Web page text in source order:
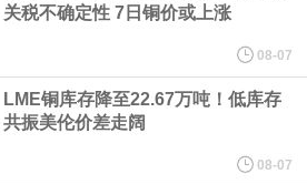
和技术积累，公司逐步形成了包括一体化关节集
机器人身体集成技术、机器人激光雷达全自研核
业化应用的核心技术并已应用于公司的高性能通
关税不确定性 7日铜价或上涨
08-07
LME铜库存降至22.67万吨！低库存
共振美伦价差走阔
08-07